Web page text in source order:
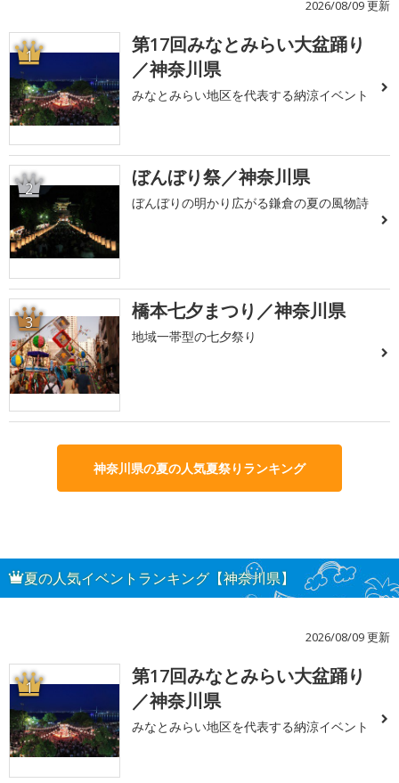
2026/08/09 更新
1
第17回みなとみらい大盆踊り
／神奈川県
みなとみらい地区を代表する納涼イベント
2 ぼんぼり祭／神奈川県
ぼんぼりの明かり広がる鎌倉の夏の風物詩
3 橋本七夕まつり／神奈川県
地域一帯型の七夕祭り
神奈川県の夏の人気夏祭りランキング
夏の人気イベントランキング【神奈川県】
2026/08/09 更新
1
第17回みなとみらい大盆踊り
／神奈川県
みなとみらい地区を代表する納涼イベント